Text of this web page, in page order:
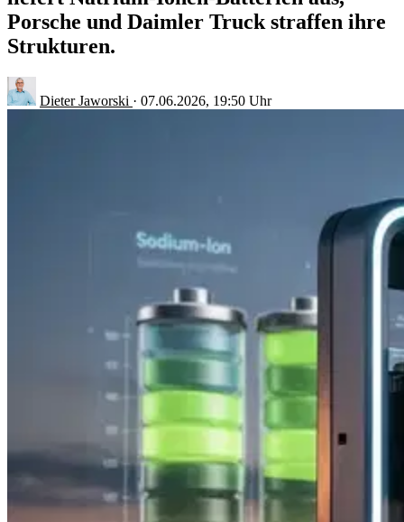
Porsche und Daimler Truck straffen ihre
Strukturen.
Dieter Jaworski · 07.06.2026, 19:50 Uhr